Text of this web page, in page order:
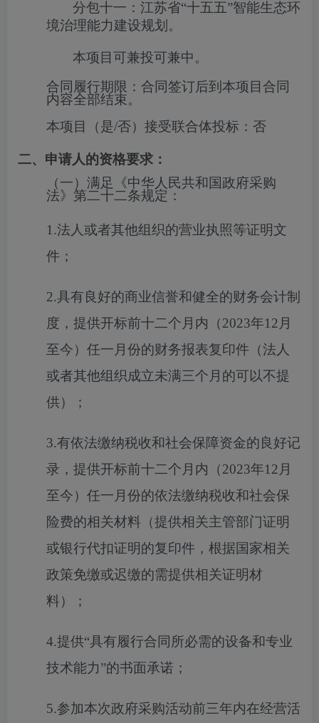
分包十一：江苏省“十五五”智能生态环
境治理能力建设规划。
本项目可兼投可兼中。
合同履行期限： 合同签订后到本项目合同
内容全部结束。
本项目（是/否）接受联合体投标： 否
二、申请人的资格要求：
（一）满足《中华人民共和国政府采购
法》第二十二条规定：
1.法人或者其他组织的营业执照等证明文
件；
2.具有良好的商业信誉和健全的财务会计制
度，提供开标前十二个月内（2023年12月
至今）任一月份的财务报表复印件（法人
或者其他组织成立未满三个月的可以不提
供）；
3.有依法缴纳税收和社会保障资金的良好记
录，提供开标前十二个月内（2023年12月
至今）任一月份的依法缴纳税收和社会保
险费的相关材料（提供相关主管部门证明
或银行代扣证明的复印件，根据国家相关
政策免缴或迟缴的需提供相关证明材
料）；
4.提供“具有履行合同所必需的设备和专业
技术能力”的书面承诺；
5.参加本次政府采购活动前三年内在经营活